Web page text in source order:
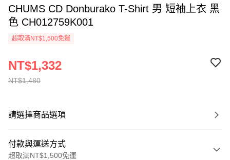
CHUMS CD Donburako T-Shirt 男 短袖上衣 黑
色 CH012759K001
超取滿NT$1,500免運
NT$1,480
NT$1,332
請選擇商品選項
付款與運送方式
超取滿NT$1,500免運